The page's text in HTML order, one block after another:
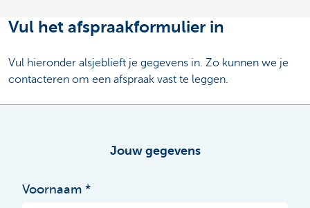
Vul het afspraakformulier in
Vul hieronder alsjeblieft je gegevens in. Zo kunnen we je
contacteren om een afspraak vast te leggen.
Jouw gegevens
Voornaam